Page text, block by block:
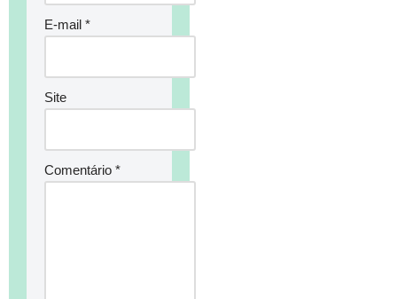
E-mail *
Site
Comentário *